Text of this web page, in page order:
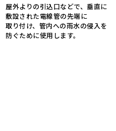
屋外よりの引込口などで、垂直に
敷設された電線管の先端に
取り付け、管内への雨水の侵入を
防ぐために使用します。